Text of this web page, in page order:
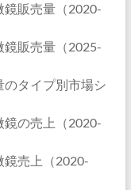
鏡販売量（2020-
鏡販売量（2025-
のタイプ別市場シ
鏡の売上（2020-
鏡売上（2020-